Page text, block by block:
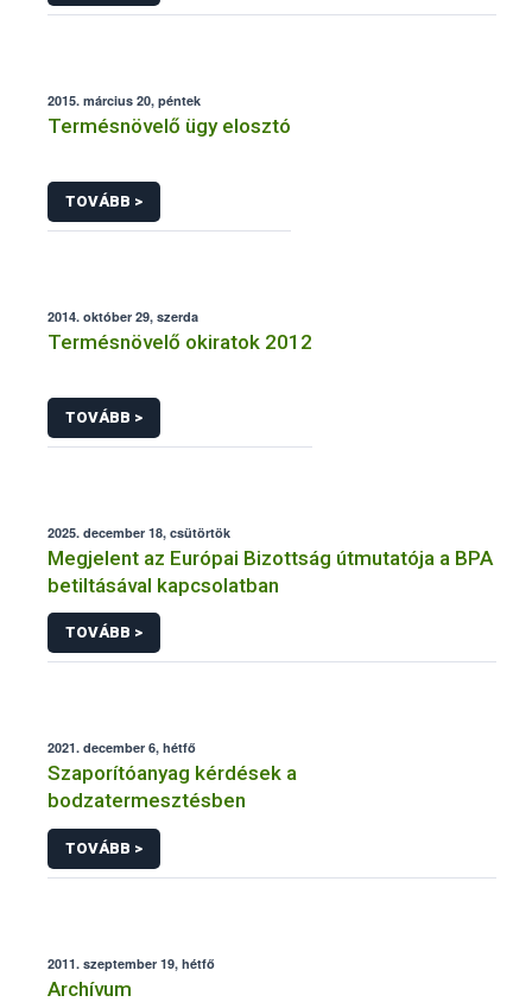
2015. március 20, péntek
Termésnövelő ügy elosztó
TOVÁBB >
2014. október 29, szerda
Termésnövelő okiratok 2012
TOVÁBB >
2025. december 18, csütörtök
Megjelent az Európai Bizottság útmutatója a BPA
betiltásával kapcsolatban
TOVÁBB >
2021. december 6, hétfő
Szaporítóanyag kérdések a
bodzatermesztésben
TOVÁBB >
2011. szeptember 19, hétfő
Archívum